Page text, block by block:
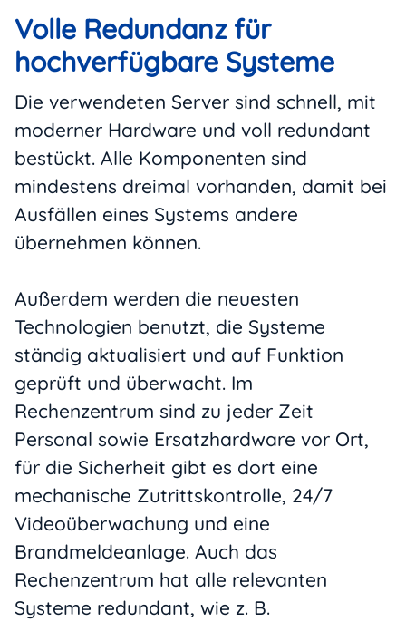
Volle Redundanz für
hochverfügbare Systeme
Die verwendeten Server sind schnell, mit
moderner Hardware und voll redundant
bestückt. Alle Komponenten sind
mindestens dreimal vorhanden, damit bei
Ausfällen eines Systems andere
übernehmen können.
Außerdem werden die neuesten
Technologien benutzt, die Systeme
ständig aktualisiert und auf Funktion
geprüft und überwacht. Im
Rechenzentrum sind zu jeder Zeit
Personal sowie Ersatzhardware vor Ort,
für die Sicherheit gibt es dort eine
mechanische Zutrittskontrolle, 24/7
Videoüberwachung und eine
Brandmeldeanlage. Auch das
Rechenzentrum hat alle relevanten
Systeme redundant, wie z. B.